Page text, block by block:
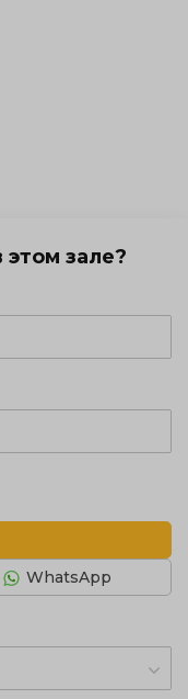
зале?
WhatsApp